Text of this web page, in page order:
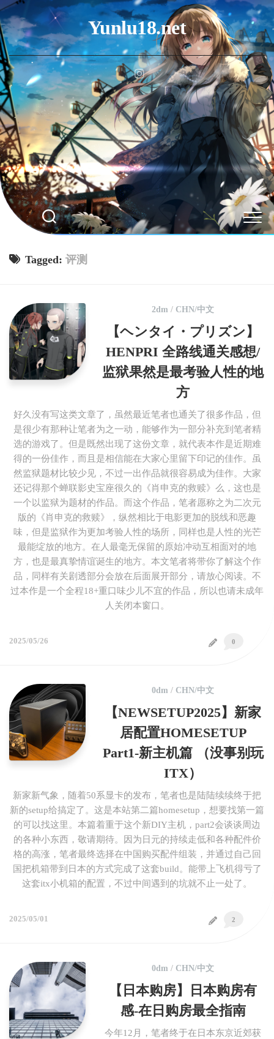
Skip
to
content
Yunlu18.net
Tagged: 评测
2dm / CHN/中文
【ヘンタイ・プリズン】
HENPRI 全路线通关感想/
监狱果然是最考验人性的地
方
好久没有写这类文章了，虽然最近笔者也通关了很多作品，但
是很少有那种让笔者为之一动，能够作为一部分补充到笔者精
选的游戏了。但是既然出现了这份文章，就代表本作是近期难
得的一份佳作，而且是相信能在大家心里留下印记的佳作。虽
然监狱题材比较少见，不过一出作品就很容易成为佳作。大家
还记得那个蝉联影史宝座很久的《肖申克的救赎》么，这也是
一个以监狱为题材的作品。而这个作品，笔者愿称之为二次元
版的《肖申克的救赎》，纵然相比于电影更加的脱线和恶趣
味，但是监狱作为更加考验人性的场所，同样也是人性的光芒
最能绽放的地方。在人最毫无保留的原始冲动互相面对的地
方，也是最真挚情谊诞生的地方。本文笔者将带你了解这个作
品，同样有关剧透部分会放在后面展开部分，请放心阅读。不
过本作是一个全程18+重口味少儿不宜的作品，所以也请未成年
人关闭本窗口。
0
2025/05/26
0dm / CHN/中文
【NEWSETUP2025】新家
居配置HOMESETUP
Part1-新主机篇 （没事别玩
ITX）
新家新气象，随着50系显卡的发布，笔者也是陆陆续续终于把
新的setup给搞定了。这是本站第二篇homesetup，想要找第一篇
的可以找这里。本篇着重于这个新DIY主机，part2会谈谈周边
的各种小东西，敬请期待。因为日元的持续走低和各种配件价
格的高涨，笔者最终选择在中国购买配件组装，并通过自己回
国把机箱带到日本的方式完成了这套build。能带上飞机得亏了
这套itx小机箱的配置，不过中间遇到的坑就不止一处了。
2
2025/05/01
0dm / CHN/中文
【日本购房】日本购房有
感-在日购房最全指南
今年12月，笔者终于在日本东京近郊获